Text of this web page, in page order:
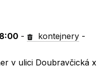
- kontejnery -
v ulici Doubravčická x